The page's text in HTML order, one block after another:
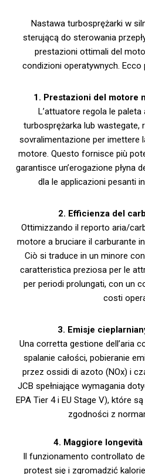
Nastawa turbosprężarki w
sterującą do sterowania
prestazioni ottimali del
condizioni operatywnych. Ecco
1. Prestazioni del motore
L’attuatore regola le
turbosprężarka lub wastegate,
sovralimentazione per imettere
motore. Questo fornisce più
garantisce un’erogazione płyna
dla le applicazioni pesanti
2. Efficienza del
Ottimizzando il reporto aria/
motore a bruciare il carburante
Ciò si traduce in un minore
caratteristica preziosa per le
per periodi prolungati, con un
costi
3. Emisje
Una corretta gestione dell’aria
spalanie całości, pobieranie
przez ossidi di azoto (NOx) i
JCB spełniające wymagania
EPA Tier 4 i EU Stage V), które
zgodności z
4. Maggiore
Il funzionamento controllato
protest się i zgromadzić